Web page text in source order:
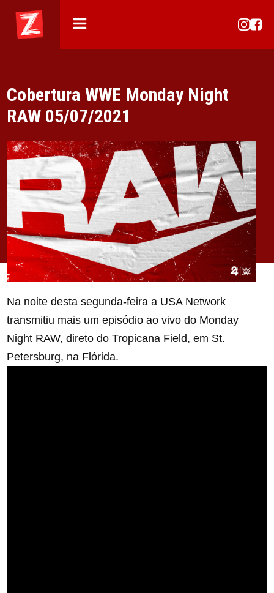
Cobertura WWE Monday Night
RAW 05/07/2021
Na noite desta segunda-feira a USA Network
transmitiu mais um episódio ao vivo do Monday
Night RAW, direto do Tropicana Field, em St.
Petersburg, na Flórida.